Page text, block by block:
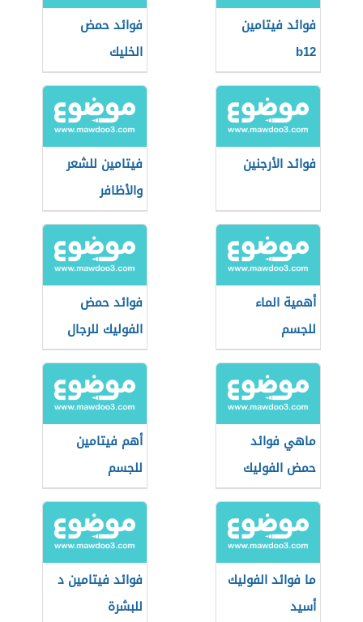
فوائد فيتامين
b12
فوائد حمض
الخليك
فوائد الأرجنين
فيتامين للشعر
والأظافر
أهمية الماء
للجسم
فوائد حمض
الفوليك للرجال
ماهي فوائد
حمض الفوليك
أهم فيتامين
للجسم
ما فوائد الفوليك
أسيد
فوائد فيتامين د
للبشرة